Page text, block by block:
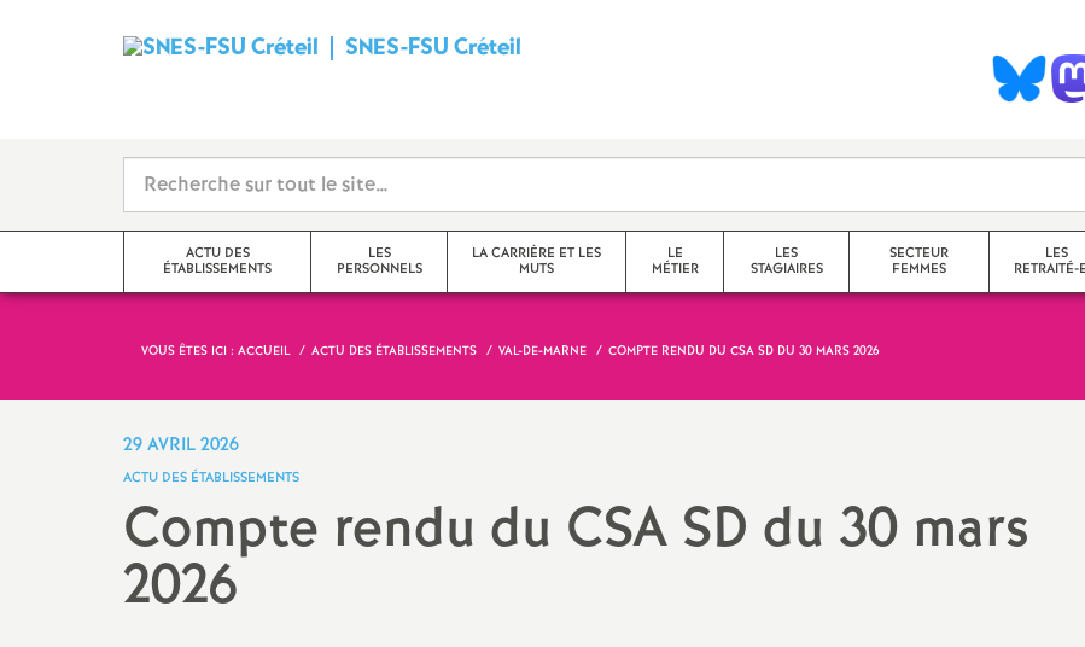
SNES-FSUCréteil
d
i
c
N
ACTU DES
ÉTABLISSEMENTS
Seine-Saint-Denis
LES
PERSONNELS
documentalistes
LA CARRIÈRE ET LES
MUTS
obligations de service
LE
MÉTIER
questions transversales et
contenus
LES
STAGIAIRES
SECTEUR
FEMMES
LES
RETRAITÉ-
VOUS ÊTES ICI : ACCUEIL ACTU DES ÉTABLISSEMENTS VAL-DE-MARNE COMPTE RENDU DU CSA SD DU 30 MARS 2026
29 AVRIL 2026
ACTU DES ÉTABLISSEMENTS
Compte rendu du CSA SD du 30 mars
2026